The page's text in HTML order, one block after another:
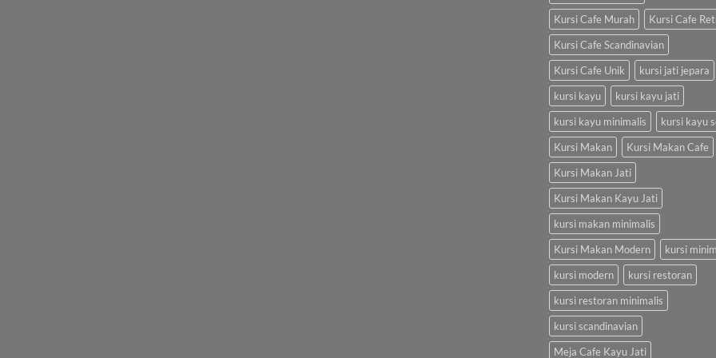
Kursi Cafe Murah
Kursi Cafe
Kursi Cafe Scandinavian
Kursi Cafe Unik
kursi jati jepara
kursi kayu
kursi kayu jati
kursi kayu minimalis
kursi kayu
Kursi Makan
Kursi Makan Cafe
Kursi Makan Jati
Kursi Makan Kayu Jati
kursi makan minimalis
Kursi Makan Modern
kursi
kursi modern
kursi restoran
kursi restoran minimalis
kursi scandinavian
Meja Cafe Kayu Jati